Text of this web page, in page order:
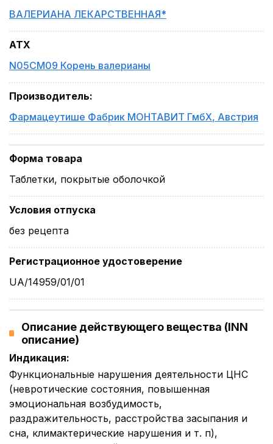
ВАЛЕРИАНА ЛЕКАРСТВЕННАЯ*
ATX
N05CM09 Корень валерианы
Производитель:
Фармацеутише Фабрик МОНТАВИТ ГмбХ, Австрия
Форма товара
Таблетки, покрытые оболочкой
Условия отпуска
без рецепта
Регистрационное удостоверение
UA/14959/01/01
Описание действующего вещества (INN
описание)
Индикация:
Функциональные нарушения деятельности ЦНС
(невротические состояния, повышенная
эмоциональная возбудимость,
раздражительность, расстройства засыпания и
сна, климактерические нарушения и т. п),